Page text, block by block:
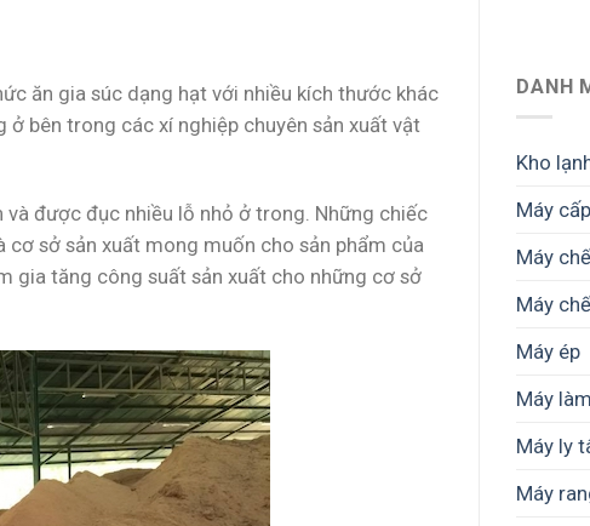
ăn gia súc dạng hạt với nhiều kích thước khác
bên trong các xí nghiệp chuyên sản xuất vật
được đục nhiều lỗ nhỏ ở trong. Những chiếc
sở sản xuất mong muốn cho sản phẩm của
gia tăng công suất sản xuất cho những cơ sở
DANH
Kho
Máy
Máy
Máy
Máy ép
Máy
Máy ly
Máy